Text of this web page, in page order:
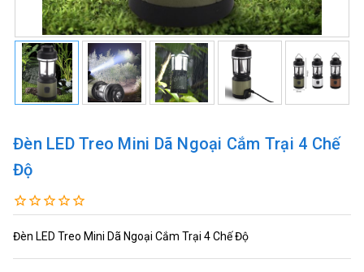
Đèn LED Treo Mini Dã Ngoại Cắm Trại 4 Chế
Độ
Đèn LED Treo Mini Dã Ngoại Cắm Trại 4 Chế Độ